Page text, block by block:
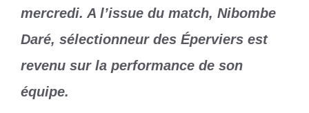
mercredi. A l’issue du match, Nibombe
Daré, sélectionneur des Éperviers est
revenu sur la performance de son
équipe.